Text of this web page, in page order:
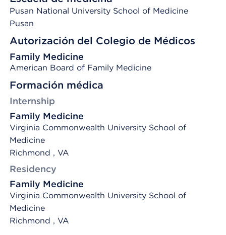
Pusan National University School of Medicine
Pusan
Autorización del Colegio de Médicos
Family Medicine
American Board of Family Medicine
Formación médica
Internship
Family Medicine
Virginia Commonwealth University School of
Medicine
Richmond , VA
Residency
Family Medicine
Virginia Commonwealth University School of
Medicine
Richmond , VA